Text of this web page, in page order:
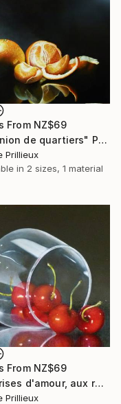
From NZ$69
"Réunion de quartiers" Painting
Prillieux
in 2 sizes, 1 material
From NZ$69
""Cerises d'amour, aux robes pareilles" "Cherries of love, in similar dresses"" Painting
Prillieux